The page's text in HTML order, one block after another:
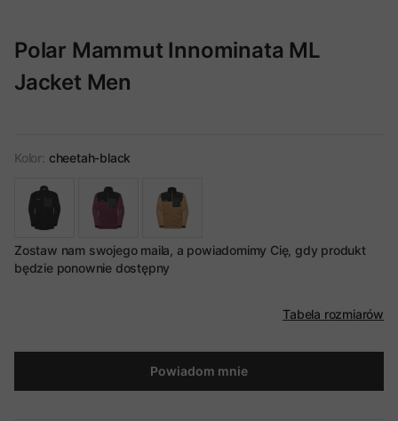
Polar Mammut Innominata ML
Jacket Men
Kolor: cheetah-black
Zostaw nam swojego maila, a powiadomimy Cię, gdy produkt
będzie ponownie dostępny
Tabela rozmiarów
Powiadom mnie